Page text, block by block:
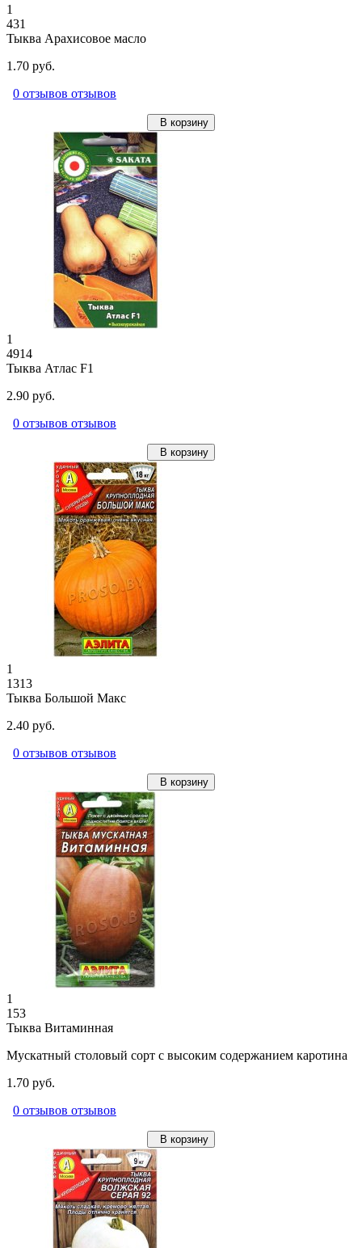
1
431
Тыква Арахисовое масло
1.70 руб.
0 отзывов отзывов
В корзину
1
4914
Тыква Атлас F1
2.90 руб.
0 отзывов отзывов
В корзину
1
1313
Тыква Большой Макс
2.40 руб.
0 отзывов отзывов
В корзину
1
153
Тыква Витаминная
Мускатный столовый сорт с высоким содержанием каротина
1.70 руб.
0 отзывов отзывов
В корзину